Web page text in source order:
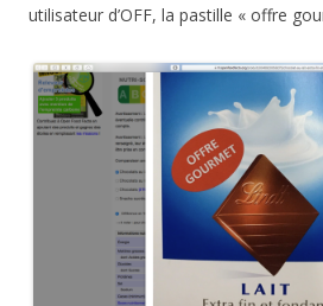
utilisateur d’OFF, la pastille « offre